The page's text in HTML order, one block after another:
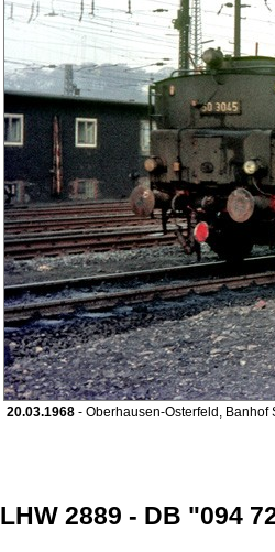
20.03.1968- Oberhausen-Osterfeld, Banhof
LHW 2889 - DB "094